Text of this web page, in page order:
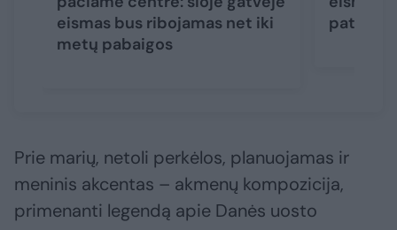
eismas bus ribojamas net iki
metų pabaigos
pat
Prie marių, netoli perkėlos, planuojamas ir
meninis akcentas – akmenų kompozicija,
primenanti legendą apie Danės uosto